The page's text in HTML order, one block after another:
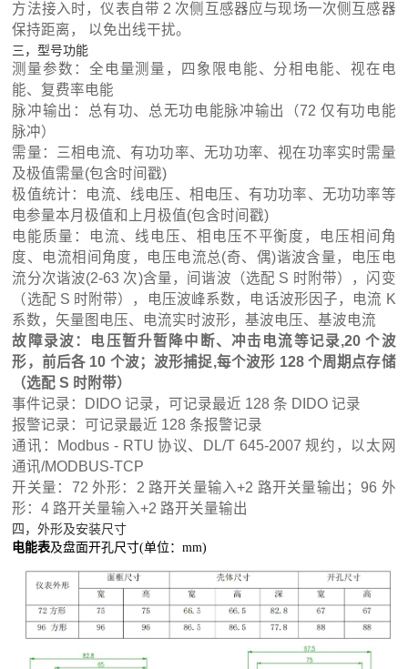
方法接入时，仪表自带 2 次侧互感器应与现场一次侧互感器
保持距离， 以免出线干扰。
三，型号功能
测量参数：全电量测量，四象限电能、分相电能、视在电
能、复费率电能
脉冲输出：总有功、总无功电能脉冲输出（72 仅有功电能
脉冲）
需量：三相电流、有功功率、无功功率、视在功率实时需量
及极值需量(包含时间戳)
极值统计：电流、线电压、相电压、有功功率、无功功率等
电参量本月极值和上月极值(包含时间戳)
电能质量：电流、线电压、相电压不平衡度，电压相间角
度、电流相间角度，电压电流总(奇、偶)谐波含量，电压电
流分次谐波(2-63 次)含量，间谐波（选配 S 时附带），闪变
（选配 S 时附带），电压波峰系数，电话波形因子，电流 K
系数，矢量图电压、电流实时波形，基波电压、基波电流
故障录波：电压暂升暂降中断、冲击电流等记录,20 个波
形，前后各 10 个波；波形捕捉,每个波形 128 个周期点存储
（选配 S 时附带）
事件记录：DIDO 记录，可记录最近 128 条 DIDO 记录
报警记录：可记录最近 128 条报警记录
通讯：Modbus - RTU 协议、DL/T 645-2007 规约，以太网
通讯/MODBUS-TCP
开关量：72 外形：2 路开关量输入+2 路开关量输出；96 外
形：4 路开关量输入+2 路开关量输出
四，外形及安装尺寸
电能表及盘面开孔尺寸(单位：mm)